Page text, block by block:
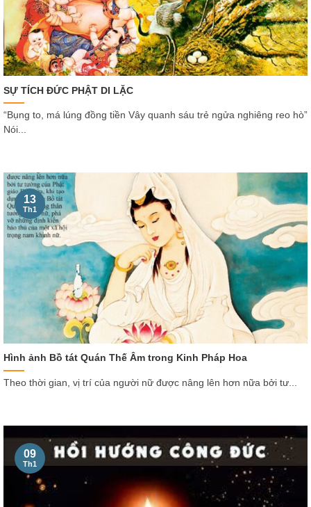
SỰ TÍCH ĐỨC PHẬT DI LẶC
“Bụng to, má lúng đồng tiền Vây quanh sáu trẻ ngửa nghiêng reo hò”
Nói...
Hình ảnh Bồ tát Quán Thế Âm trong Kinh Pháp Hoa
Theo thời gian, vị trí của người nữ được nâng lên hơn nữa bởi tư...
13
Th1
09
Th1